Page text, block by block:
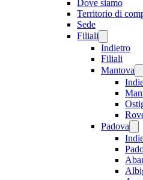
Dove siamo
Territorio di
Sede
Filiali
Indietro
Filiali
Mantova
Padova